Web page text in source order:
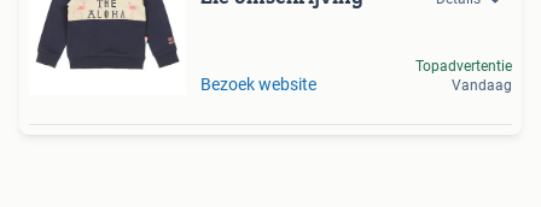
Bezoek website
Topadvertentie
Vandaag